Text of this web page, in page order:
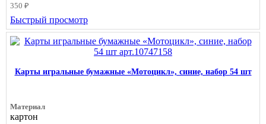
350 ₽
Быстрый просмотр
Карты игральные бумажные «Мотоцикл», синие, набор 54 шт
Материал
картон